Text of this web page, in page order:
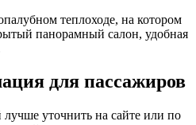
теплоходе, на котором
панорамный салон, удобная
для пассажиров
лучше уточнить на сайте или по